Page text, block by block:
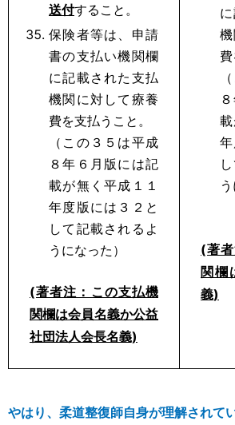
送付すること。
保険者等は、申請
書の支払い機関欄
に記載された支払
機関に対して療養
費を支払うこと。
（この３５は平成
８年６月版には記
載が無く平成１１
年度版には３２と
して記載されるよ
うになった）
(著者注：この支払機
関欄は会員名義か公益
社団法人会長名義)
費
(著
関欄
義)
やはり、柔道整復師自身が理解されて